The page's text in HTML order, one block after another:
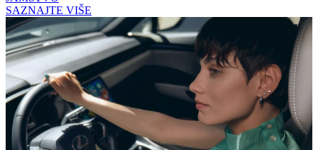
SAZNAJTE VIŠE